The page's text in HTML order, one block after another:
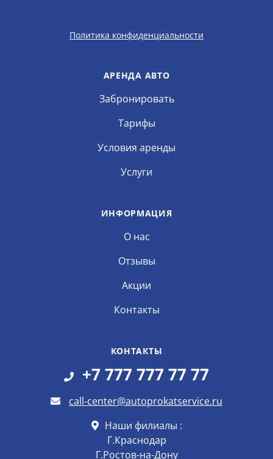
Политика конфиденциальности
АРЕНДА АВТО
Забронировать
Тарифы
Условия аренды
Услуги
ИНФОРМАЦИЯ
О нас
Отзывы
Акции
Контакты
КОНТАКТЫ
+7 777 777 77 77
call-center@autoprokatservice.ru
Наши филиалы :
Г.Краснодар
Г.Ростов-на-Дону